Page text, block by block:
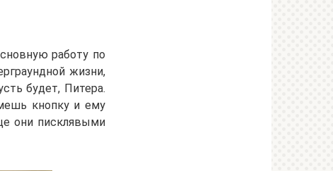
работу по
жизни,
будет, Питера.
кнопку и ему
они писклявыми